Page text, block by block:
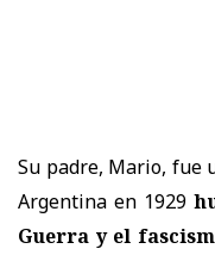
Su padre, Mario, fue
Argentina en 1929
Guerra y el